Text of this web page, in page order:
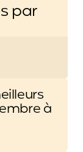
par
à